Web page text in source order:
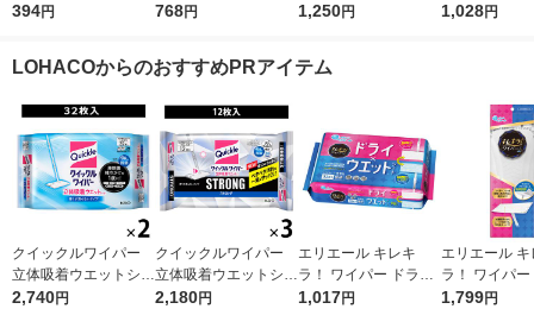
シート 1パック（20枚
394円
切れがよい 長持ち 食
油脂
768円
切れがよい 長持ち 食
陽油脂
1,250円
1パック（40
1,028円
LOHACOからのおすすめPRアイテム
クイックルワイパー
立体吸着ウエットシー
ト 香り残らない 1セ
2,740円
クイックルワイパー
立体吸着ウエットシー
ト ストロング ガンコ
2,180円
エリエール キレキ
ラ！ ワイパー ドライ
×ウエットシート 1パ
1,017円
エリエール キ
ラ！ ワイパ
ーリングワイ
1,799円